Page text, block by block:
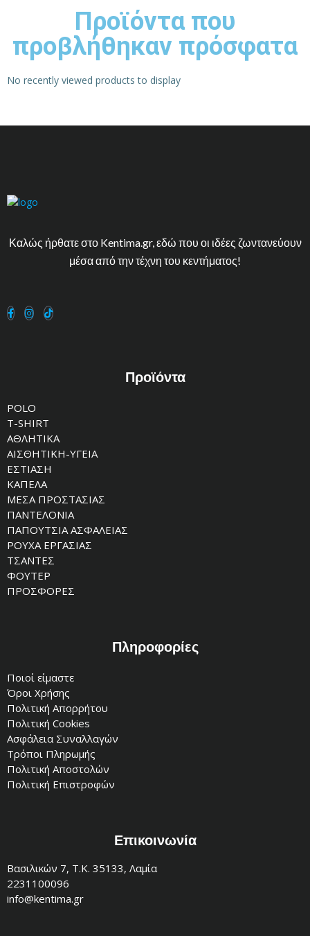
Προϊόντα που
προβλήθηκαν πρόσφατα
No recently viewed products to display
Καλώς ήρθατε στο Kentima.gr, εδώ που οι ιδέες ζωντανεύουν
μέσα από την τέχνη του κεντήματος!
Προϊόντα
POLO
T-SHIRT
ΑΘΛΗΤΙΚΑ
ΑΙΣΘΗΤΙΚΗ-ΥΓΕΙΑ
ΕΣΤΙΑΣΗ
ΚΑΠΕΛΑ
ΜΕΣΑ ΠΡΟΣΤΑΣΙΑΣ
ΠΑΝΤΕΛΟΝΙΑ
ΠΑΠΟΥΤΣΙΑ ΑΣΦΑΛΕΙΑΣ
ΡΟΥΧΑ ΕΡΓΑΣΙΑΣ
ΤΣΑΝΤΕΣ
ΦΟΥΤΕΡ
ΠΡΟΣΦΟΡΕΣ
Πληροφορίες
Ποιοί είμαστε
Όροι Χρήσης
Πολιτική Απορρήτου
Πολιτική Cookies
Ασφάλεια Συναλλαγών
Τρόποι Πληρωμής
Πολιτική Αποστολών
Πολιτική Επιστροφών
Επικοινωνία
Βασιλικών 7, Τ.Κ. 35133, Λαμία
2231100096
info@kentima.gr